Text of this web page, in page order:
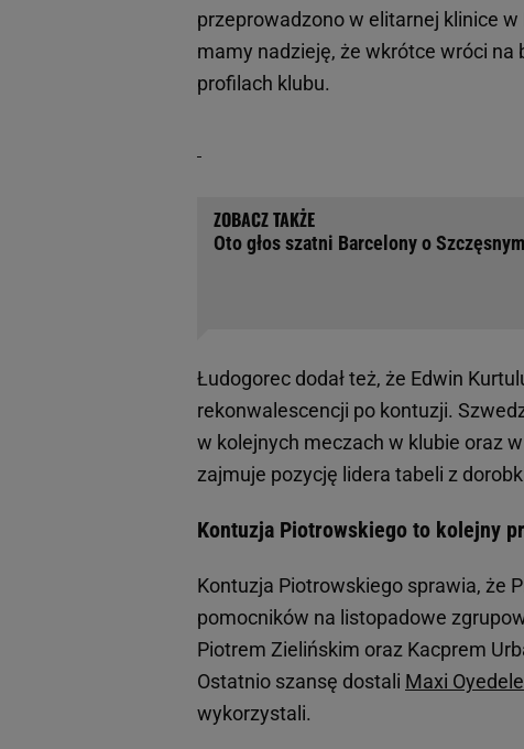
przeprowadzono w elitarnej klinice
mamy nadzieję, że wkrótce wróci na
profilach klubu.
Oto głos szatni Barcelony o
Łudogorec dodał też, że Edwin
rekonwalescencji po kontuzji.
w kolejnych meczach w klubie oraz
zajmuje pozycję lidera tabeli z
Kontuzja Piotrowskiego to kolejny
Kontuzja Piotrowskiego sprawia, że
pomocników na listopadowe
Piotrem Zielińskim oraz Kacprem
Ostatnio szansę dostali Maxi Oyedele
wykorzystali.